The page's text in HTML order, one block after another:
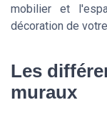
mobilier et
décoration de
Les
muraux